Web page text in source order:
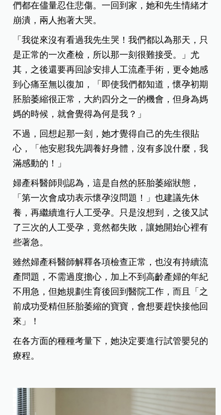
們都在儘量忍住悲傷。一回到家，她和先生情緒才
崩潰，兩人抱著大哭。
「我從來沒有看過我先生哭！我們都以為那天，只
是正常的一次產檢，所以那一刻很難接受。」尤
其，之後還要再回診安排人工流產手術，更令她感
到心痛至無以復加，「即使我們都知道，懷孕初期
胚胎萎縮很正常，大約四分之一的機會，但身為媽
媽的時候，就會覺得為何是我？」
不過，回想起那一刻，她才覺得自己的先生很貼
心，「他安慰我先調養好身體，沒有多說什麼，我
滿感動的！」
婦產科醫師則認為，這是自然的胚胎萎縮狀態，
「第一次會成功表示懷孕沒問題！」也建議先休
養，再繼續進行人工受孕。只是沒想到，之後又試
了三次的人工受孕，竟然都失敗，讓她開始心裡有
些著急。
雖然婦產科醫師解釋各項檢查正常，也沒有持續流
產問題，不需過度擔心，加上不到高齡產婦的年紀
不用急，但她規劃生育後回到醫院工作，而且「之
前成功受精但胚胎萎縮的寶寶，會想要趕快接他回
來」！
在各方面的種種考量下，她決定要進行試管嬰兒的
療程。